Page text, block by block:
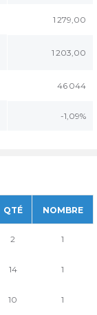
1 279,00
1 203,00
46 044
-1,09%
QTÉ NOMBRE
2 1
14 1
10 1